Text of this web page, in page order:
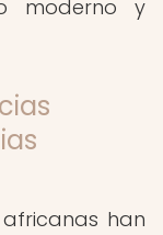
moderno y
han